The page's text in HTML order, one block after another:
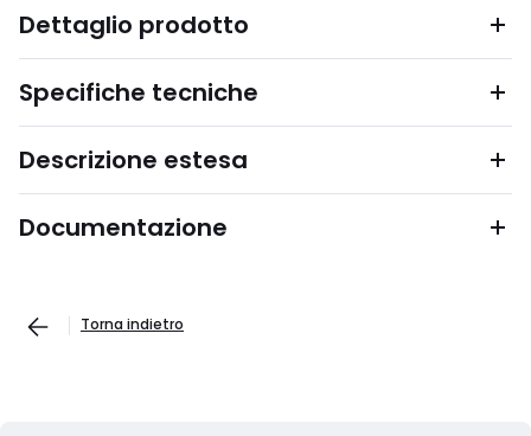
Dettaglio prodotto
Specifiche tecniche
Descrizione estesa
Documentazione
Torna indietro